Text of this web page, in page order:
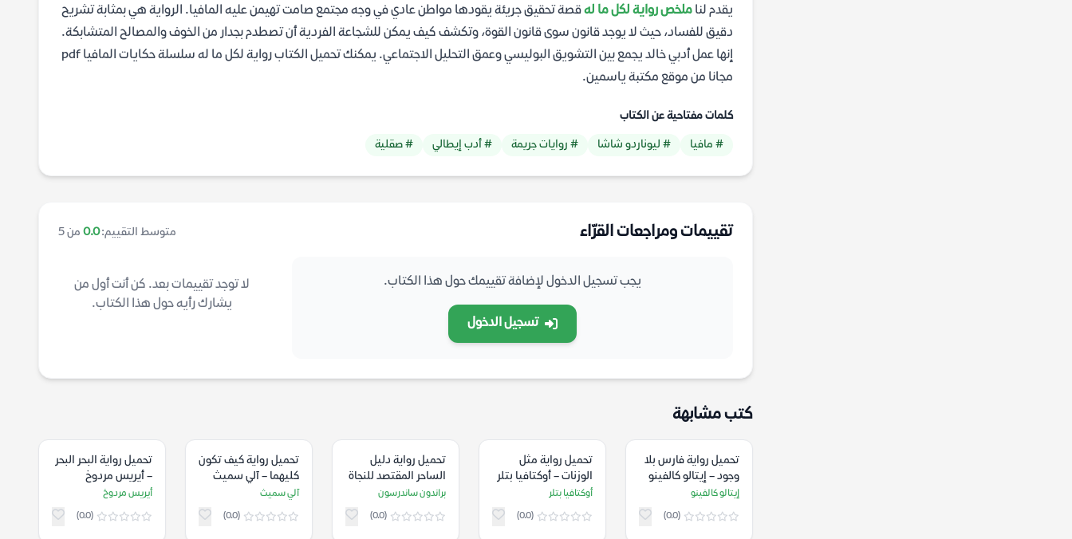
يقدم لنا ملخص رواية لكل ما لهقصة تحقيق جريئة يقودها مواطن عادي في وجه مجتمع صامت تهيمن عليه المافيا. الرواية هي بمثابة تشريح
دقيق للفساد، حيث لا يوجد قانون سوى قانون القوة، وتكشف كيف يمكن للشجاعة الفردية أن تصطدم بجدار من الخوف والمصالح المتشابكة.
إنها عمل أدبي خالد يجمع بين التشويق البوليسي وعمق التحليل الاجتماعي. يمكنك تحميل الكتاب رواية لكل ما له سلسلة حكايات المافيا pdf
مجانا من موقع مكتبة ياسمين.
كلمات مفتاحية عن الكتاب
# مافيا # ليوناردو شاشا # روايات جريمة # أدب إيطالي # صقلية
تقييمات ومراجعات القرّاء متوسط التقييم:0.0 من 5
يجب تسجيل الدخول لإضافة تقييمك حول هذا الكتاب.
تسجيل الدخول
لا توجد تقييمات بعد. كن أنت أول من
يشارك رأيه حول هذا الكتاب.
كتب مشابهة
تحميل رواية فارس بلا
وجود – إيتالو كالفينو
إيتالو كالفينو
(0.0)
تحميل رواية مثل
الوزنات – أوكتافيا بتلر
أوكتافيا بتلر
(0.0)
تحميل رواية دليل
الساحر المقتصد للنجاة
في إنجلترا القرون
الوسطى – براندون
ساندرسون
براندون ساندرسون
(0.0)
تحميل رواية كيف تكون
كليهما – آلي سميث
آلي سميث
(0.0)
تحميل رواية البحر البحر
– أيريس مردوخ
أيريس مردوخ
(0.0)